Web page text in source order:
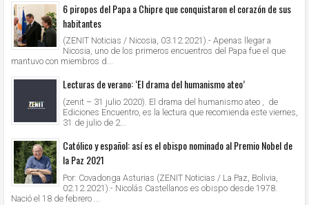
6 piropos del Papa a Chipre que conquistaron el corazón de sus
habitantes
(ZENIT Noticias / Nicosia, 03.12.2021).- Apenas llegar a
Nicosia, uno de los primeros encuentros del Papa fue el que
mantuvo con miembros d...
Lecturas de verano: ‘El drama del humanismo ateo’
(zenit – 31 julio 2020). El drama del humanismo ateo , de
Ediciones Encuentro, es la lectura que recomienda este viernes,
31 de julio de 2...
Católico y español: así es el obispo nominado al Premio Nobel de
la Paz 2021
Por: Covadonga Asturias (ZENIT Noticias / La Paz, Bolivia,
02.12.2021).- Nicolás Castellanos es obispo desde 1978.
Nació el 18 de febrero ...